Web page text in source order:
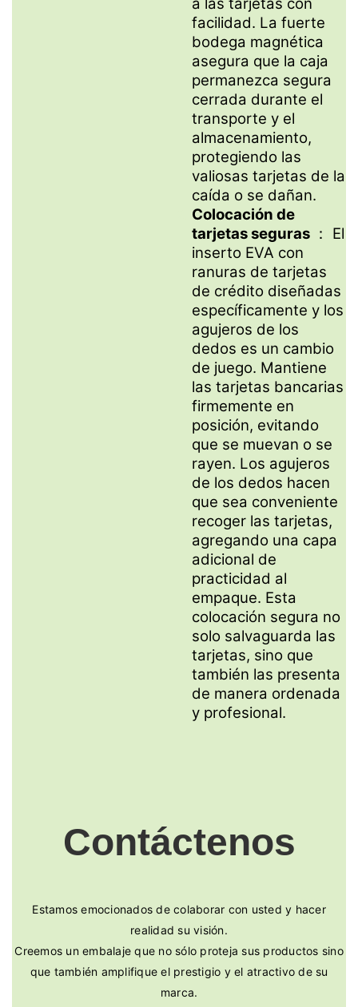
a las tarjetas con
facilidad. La fuerte
bodega magnética
asegura que la caja
permanezca segura
cerrada durante el
transporte y el
almacenamiento,
protegiendo las
valiosas tarjetas de la
caída o se dañan.
Colocación de
tarjetas seguras ： El
inserto EVA con
ranuras de tarjetas
de crédito diseñadas
específicamente y los
agujeros de los
dedos es un cambio
de juego. Mantiene
las tarjetas bancarias
firmemente en
posición, evitando
que se muevan o se
rayen. Los agujeros
de los dedos hacen
que sea conveniente
recoger las tarjetas,
agregando una capa
adicional de
practicidad al
empaque. Esta
colocación segura no
solo salvaguarda las
tarjetas, sino que
también las presenta
de manera ordenada
y profesional.
Contáctenos
Estamos emocionados de colaborar con usted y hacer
realidad su visión.
Creemos un embalaje que no sólo proteja sus productos sino
que también amplifique el prestigio y el atractivo de su
marca.